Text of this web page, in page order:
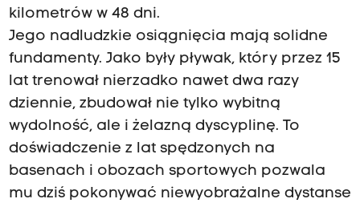
kilometrów w 48 dni.
Jego nadludzkie osiągnięcia mają solidne
fundamenty. Jako były pływak, który przez 15
lat trenował nierzadko nawet dwa razy
dziennie, zbudował nie tylko wybitną
wydolność, ale i żelazną dyscyplinę. To
doświadczenie z lat spędzonych na
basenach i obozach sportowych pozwala
mu dziś pokonywać niewyobrażalne dystanse